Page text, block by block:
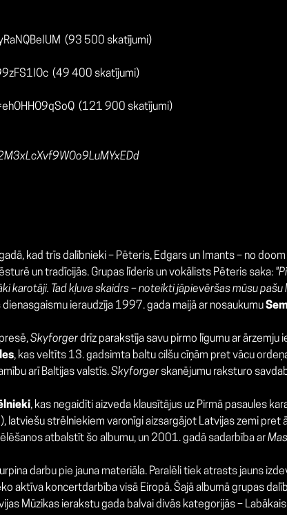
(93 500 skatījumi)
(49 400 skatījumi)
(121 900 skatījumi)
kad trīs dalībnieki – Pēteris, Edgars un Imants – no
un tradīcijās. Grupas līderis un vokālists Pēteris saka:
karotāji. Tad kļuva skaidrs – noteikti jāpievēršas mūsu
ieraudzīja 1997. gada maijā ar nosaukumu
Skyforgerdrīz parakstīja savu pirmo līgumu ar ārzemju
, kas veltīts 13. gadsimta baltu cilšu cīņām pret vācu
arī Baltijas valstīs.Skyforger skanējumu raksturo
, kas negaidīti aizveda klausītājus uz Pirmā pasaules
strēlniekiem varonīgi aizsargājot Latvijas zemi pret
atbalstīt šo albumu, un 2001. gadā sadarbība ar
darbu pie jauna materiāla. Paralēli tiek atrasts jauns
aktīva koncertdarbība visā Eiropā. Šajā albumā grupas
Mūzikas ierakstu gada balvai divās kategorijās –